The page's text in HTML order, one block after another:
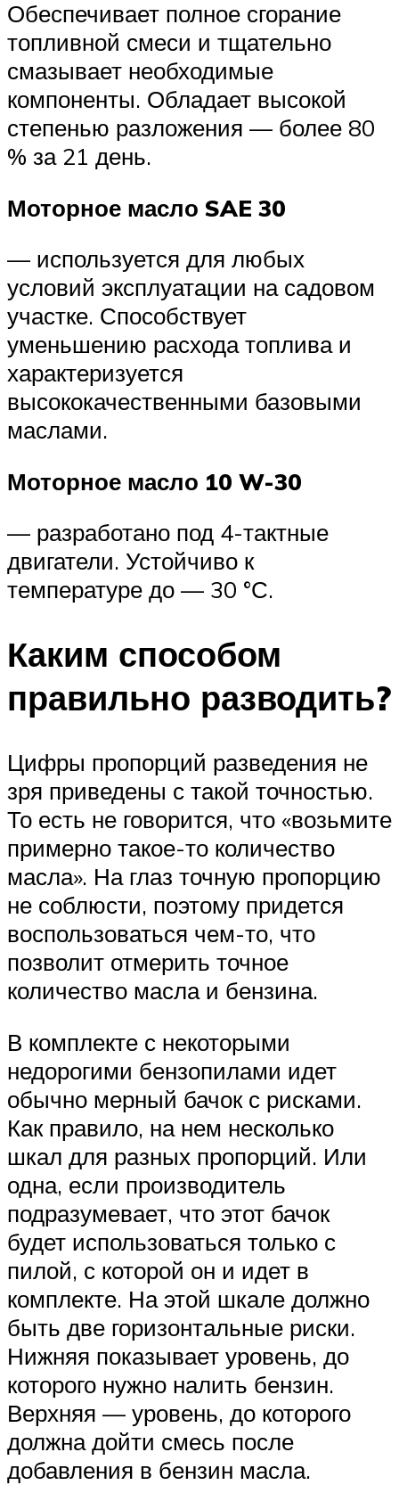
Обеспечивает полное сгорание
топливной смеси и тщательно
смазывает необходимые
компоненты. Обладает высокой
степенью разложения — более 80
% за 21 день.
Моторное масло SAE 30
— используется для любых
условий эксплуатации на садовом
участке. Способствует
уменьшению расхода топлива и
характеризуется
высококачественными базовыми
маслами.
Моторное масло 10 W-30
— разработано под 4-тактные
двигатели. Устойчиво к
температуре до — 30 °С.
Каким способом
правильно разводить?
Цифры пропорций разведения не
зря приведены с такой точностью.
То есть не говорится, что «возьмите
примерно такое-то количество
масла». На глаз точную пропорцию
не соблюсти, поэтому придется
воспользоваться чем-то, что
позволит отмерить точное
количество масла и бензина.
В комплекте с некоторыми
недорогими бензопилами идет
обычно мерный бачок с рисками.
Как правило, на нем несколько
шкал для разных пропорций. Или
одна, если производитель
подразумевает, что этот бачок
будет использоваться только с
пилой, с которой он и идет в
комплекте. На этой шкале должно
быть две горизонтальные риски.
Нижняя показывает уровень, до
которого нужно налить бензин.
Верхняя — уровень, до которого
должна дойти смесь после
добавления в бензин масла.